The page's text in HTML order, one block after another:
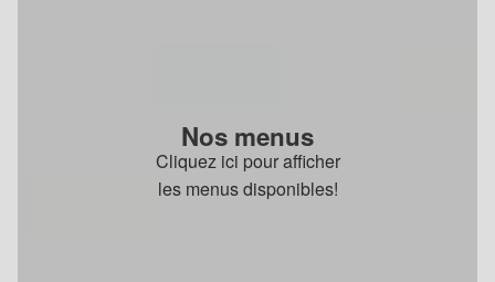
Nos menus
Cliquez ici pour afficher
les menus disponibles!